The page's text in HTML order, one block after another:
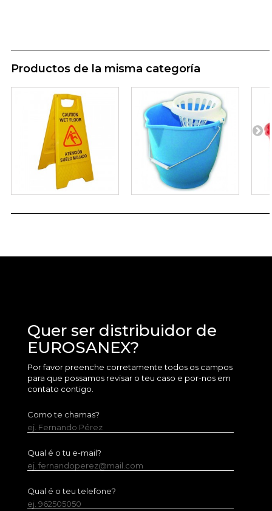
Productos de la misma categoría
Quer ser distribuidor de
EUROSANEX?
Por favor preenche corretamente todos os campos
para que possamos revisar o teu caso e por-nos em
contato contigo.
Como te chamas?
ej. Fernando Pérez
Qual é o tu e-mail?
ej. fernandoperez@mail.com
Qual é o teu telefone?
ej. 962505050